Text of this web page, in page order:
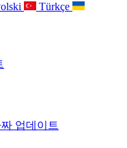
Türkçe
업데이트